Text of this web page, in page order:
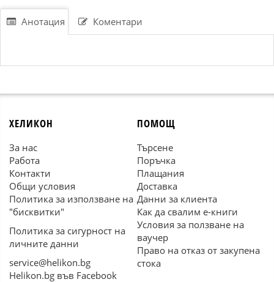
Анотация Коментари
ХЕЛИКОН
За нас
Работа
Контакти
Общи условия
Политика за използване на
"бисквитки"
Политика за сигурност на
личните данни
service@helikon.bg
Helikon.bg във Facebook
ПОМОЩ
Търсене
Поръчка
Плащания
Доставка
Данни за клиента
Как да свалим е-книги
Условия за ползване на
ваучер
Право на отказ от закупена
стока